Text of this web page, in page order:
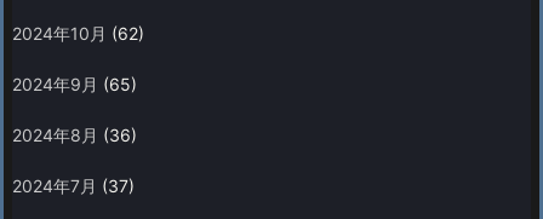
2024年10月 (62)
2024年9月 (65)
2024年8月 (36)
2024年7月 (37)